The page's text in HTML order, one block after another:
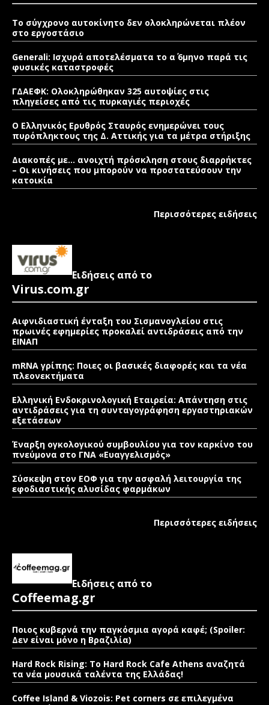
Το σύγχρονο αυτοκίνητο δεν ολοκληρώνεται πλέον
στο εργοστάσιο
Generali: Ισχυρά αποτελέσματα το α΄ 6μηνο παρά τις
φυσικές καταστροφές
ΓΔΑΕΦΚ: Ολοκληρώθηκαν 325 αυτοψίες στις
πληγείσες από τις πυρκαγιές περιοχές
Ο Ελληνικός Ερυθρός Σταυρός ενημερώνει τους
πυρόπληκτους της Δ. Αττικής για τα μέτρα στήριξης
Διακοπές με… ανοιχτή πρόσκληση στους διαρρήκτες
– Οι κινήσεις που μπορούν να προστατεύσουν την
κατοικία
Περισσότερες ειδήσεις
Ειδήσεις από το
Virus.com.gr
Αιφνιδιαστική ένταξη του Σισμανογλείου στις
πρωινές εφημερίες προκαλεί αντιδράσεις από την
ΕΙΝΑΠ
mRNA γρίπης: Ποιες οι βασικές διαφορές και τα νέα
πλεονεκτήματα
Ελληνική Ενδοκρινολογική Εταιρεία: Απάντηση στις
αντιδράσεις για τη συνταγογράφηση εργαστηριακών
εξετάσεων
Έναρξη ογκολογικού συμβουλίου για τον καρκίνο του
πνεύμονα στο ΓΝΑ «Ευαγγελισμός»
Σύσκεψη στον ΕΟΦ για την ασφαλή λειτουργία της
εφοδιαστικής αλυσίδας φαρμάκων
Περισσότερες ειδήσεις
Ειδήσεις από το
Coffeemag.gr
Ποιος κυβερνά την παγκόσμια αγορά καφέ; (Spoiler:
Δεν είναι μόνο η Βραζιλία)
Hard Rock Rising: Το Hard Rock Cafe Athens αναζητά
τα νέα μουσικά ταλέντα της Ελλάδας!
Coffee Island & Viozois: Pet corners σε επιλεγμένα